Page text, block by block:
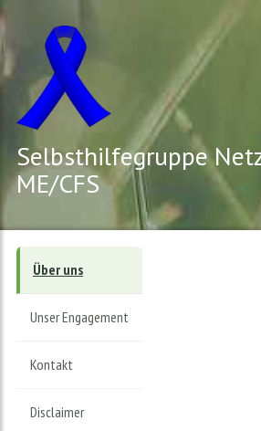
Selbsthilfegruppe
ME/CFS
Über uns
Unser Engagement
Kontakt
Disclaimer